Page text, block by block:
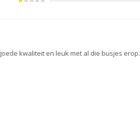
kwaliteit en leuk met al die busjes erop.